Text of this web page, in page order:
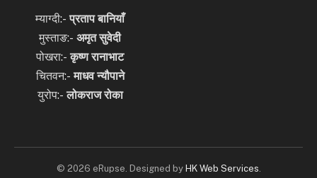
म्याग्दी:-प्रताप बानियाँ
मुस्ताङ:- अमृत सुवेदी
पोखरा:-कृष्ण रानाभाट
चितवन:-माधव न्यौपाने
युरोप:-लोकराज रोका
© 2026 eRupse. Designed by HK Web Services